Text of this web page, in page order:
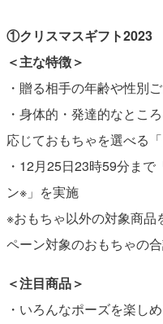
①クリスマスギフト2023
＜主な特徴＞
・贈る相手の年齢や性別
・身体的・発達的なとこ
応じておもちゃを選べる
・12月25日23時59分ま
ン※」を実施
※おもちゃ以外の対象商
ペーン対象のおもちゃの
＜注目商品＞
・いろんなポーズを楽し